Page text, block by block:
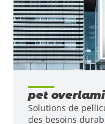
pet
Solutions de
des besoins